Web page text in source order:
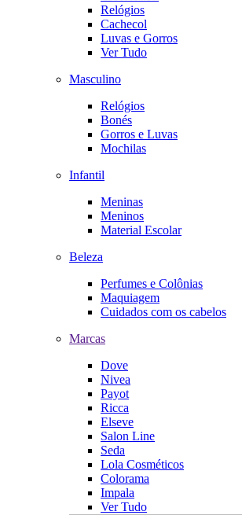
Relógios
Cachecol
Luvas e Gorros
Ver Tudo
Masculino
Relógios
Bonés
Gorros e Luvas
Mochilas
Infantil
Meninas
Meninos
Material Escolar
Beleza
Perfumes e Colônias
Maquiagem
Cuidados com os cabelos
Marcas
Dove
Nivea
Payot
Ricca
Elseve
Salon Line
Seda
Lola Cosméticos
Colorama
Impala
Ver Tudo